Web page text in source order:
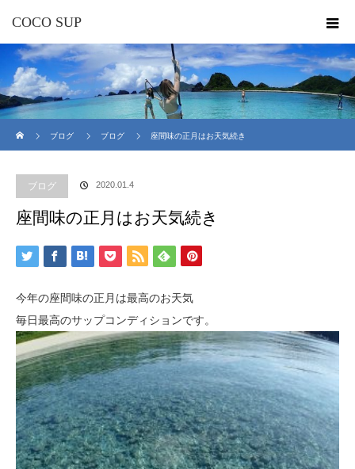
COCO SUP
ブログ
ブログ 座間味の正月はお天気続き
ブログ 2020.01.4
座間味の正月はお天気続き
今年の座間味の正月は最高のお天気
毎日最高のサップコンディションです。